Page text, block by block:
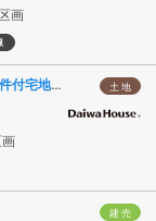
区画
土 地
セキュレア枚方市香里園町II(建築条件付宅地分譲)
画
建 売